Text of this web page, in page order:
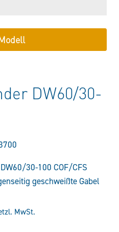
DW60/30-
30-100 COF/CFS
geschweißte Gabel
MwSt.